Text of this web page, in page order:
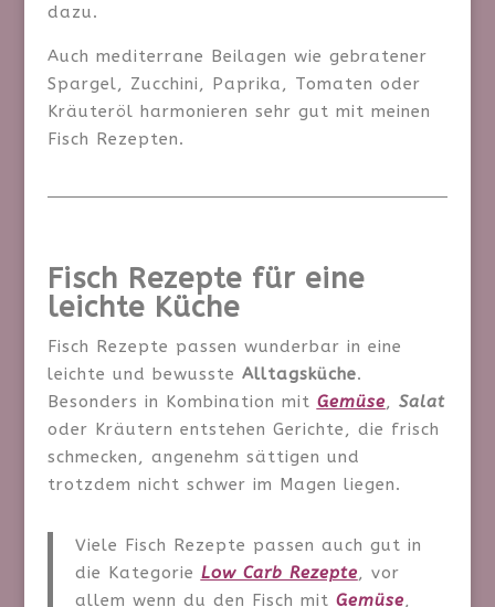
dazu.
Auch mediterrane Beilagen wie gebratener
Spargel, Zucchini, Paprika, Tomaten oder
Kräuteröl harmonieren sehr gut mit meinen
Fisch Rezepten.
Fisch Rezepte für eine
leichte Küche
Fisch Rezepte passen wunderbar in eine
leichte und bewusste Alltagsküche.
Besonders in Kombination mit Gemüse, Salat
oder Kräutern entstehen Gerichte, die frisch
schmecken, angenehm sättigen und
trotzdem nicht schwer im Magen liegen.
Viele Fisch Rezepte passen auch gut in
die Kategorie Low Carb Rezepte, vor
allem wenn du den Fisch mit Gemüse,